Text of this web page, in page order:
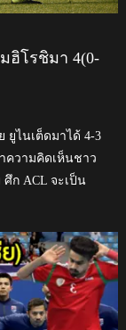
ฮิโรชิมา 4(0-
ยูไนเต็ดมาได้ 4-3
ความคิดเห็นชาว
ศึก ACL จะเป็น